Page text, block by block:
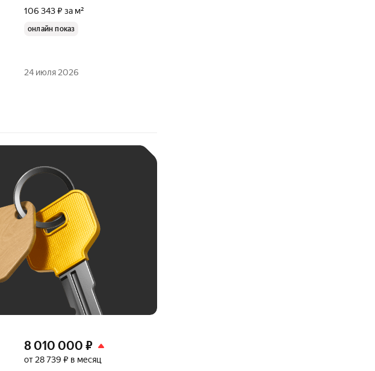
106 343 ₽ за м²
онлайн показ
24 июля 2026
8 010 000 ₽
от 28 739 ₽ в месяц